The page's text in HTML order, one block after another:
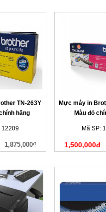
TN-263Y
hãng
12209
1,875,000₫
Mực máy in
Màu đỏ
Mã SP:
1,500,000đ